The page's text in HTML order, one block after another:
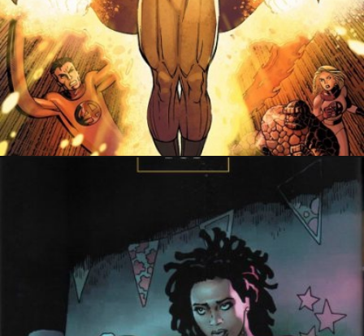
PRESSE
15 novembre 2021